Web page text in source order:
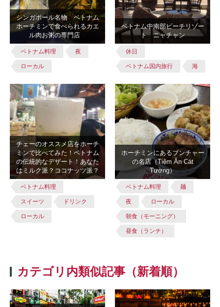
シンガポール名物 ベトナム
ホーチミンで食べられるカエ
ル肉お粥の専門店
ベトナム料理 夜
ローカル
ベトナム中南部ビーチリゾー
ト ニャチャン
休日
ベトナム国内旅行 海
チェーのオススメ店をホーチ
ミンで比べてみた！ベトナム
の伝統的なデザート！あなた
はミルク派？ココナッツ派？
ベトナム料理
スイーツ ドリンク
ローカル
ホーチミンにあるブンチャー
の名店（Tiệm Ăn Cát
Tường）
ベトナム料理 麺
夜 ローカル
朝食（モーニング）
昼食（ランチ）
カテゴリ内類似記事（新着順）